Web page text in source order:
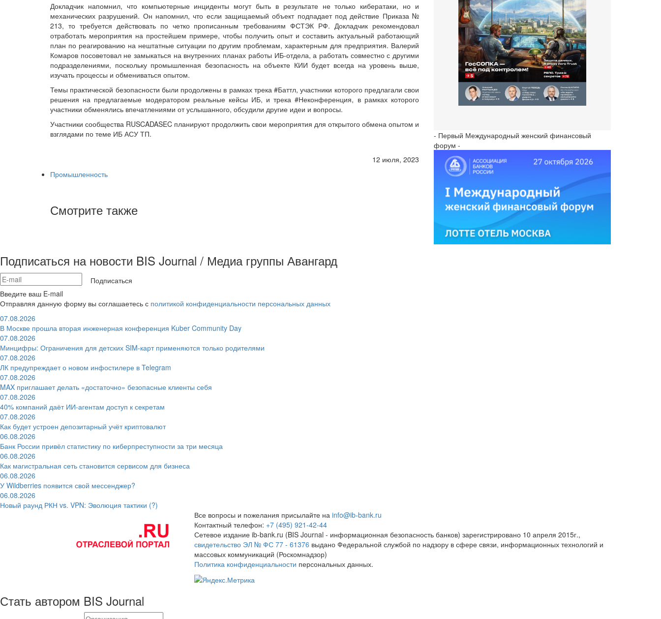
Докладчик напомнил, что компьютерные инциденты могут быть в результате не только кибератаки, но и
механических разрушений. Он напомнил, что если защищаемый объект подпадает под действие Приказа №
213, то требуется действовать по четко прописанным требованиям ФСТЭК РФ. Докладчик рекомендовал
отработать мероприятия на простейшем примере, чтобы получить опыт и составить актуальный работающий
план по реагированию на нештатные ситуации по другим проблемам, характерным для предприятия. Валерий
Комаров посоветовал не замыкаться на внутренних планах работы ИБ-отдела, а работать совместно с другими
подразделениями, поскольку промышленная безопасность на объекте КИИ будет всегда на уровень выше,
изучать процессы и обмениваться опытом.
Темы практической безопасности были продолжены в рамках трека #Баттл, участники которого предлагали свои
решения на предлагаемые модератором реальные кейсы ИБ, и трека #Неконференция, в рамках которого
участники обменялись впечатлениями от услышанного, обсудили другие идеи и вопросы.
Участники сообщества RUSCADASEC планируют продолжить свои мероприятия для открытого обмена опытом и
взглядами по теме ИБ АСУ ТП.
12 июля, 2023
Промышленность
Смотрите также
- Первый Международный женский финансовый
форум -
Подписаться на новости BIS Journal / Медиа группы Авангард
Подписаться
Введите ваш E-mail
Отправляя данную форму вы соглашаетесь с политикой конфиденциальности персональных данных
07.08.2026
В Москве прошла вторая инженерная конференция Kuber Community Day
07.08.2026
Минцифры: Ограничения для детских SIM-карт применяются только родителями
07.08.2026
ЛК предупреждает о новом инфостилере в Telegram
07.08.2026
MAX приглашает делать «достаточно» безопасные клиенты себя
07.08.2026
40% компаний даёт ИИ‑агентам доступ к секретам
07.08.2026
Как будет устроен депозитарный учёт криптовалют
06.08.2026
Банк России привёл статистику по киберпреступности за три месяца
06.08.2026
Как магистральная сеть становится сервисом для бизнеса
06.08.2026
У Wildberries появится свой мессенджер?
06.08.2026
Новый раунд РКН vs. VPN: Эволюция тактики (?)
Все вопросы и пожелания присылайте на info@ib-bank.ru
Контактный телефон: +7 (495) 921-42-44
Сетевое издание ib-bank.ru (BIS Journal - информационная безопасность банков) зарегистрировано 10 апреля 2015г.,
свидетельство ЭЛ № ФС 77 - 61376 выдано Федеральной службой по надзору в сфере связи, информационных технологий и
массовых коммуникаций (Роскомнадзор)
Политика конфиденциальности персональных данных.
Стать автором BIS Journal